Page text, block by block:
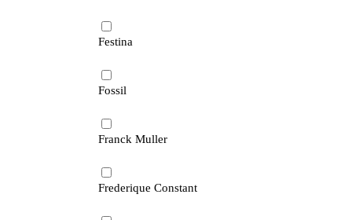
Festina
Fossil
Franck Muller
Frederique Constant